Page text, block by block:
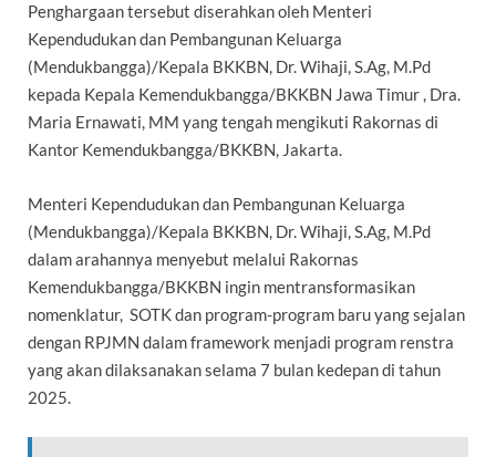
Penghargaan tersebut diserahkan oleh Menteri
Kependudukan dan Pembangunan Keluarga
(Mendukbangga)/Kepala BKKBN, Dr. Wihaji, S.Ag, M.Pd
kepada Kepala Kemendukbangga/BKKBN Jawa Timur , Dra.
Maria Ernawati, MM yang tengah mengikuti Rakornas di
Kantor Kemendukbangga/BKKBN, Jakarta.
Menteri Kependudukan dan Pembangunan Keluarga
(Mendukbangga)/Kepala BKKBN, Dr. Wihaji, S.Ag, M.Pd
dalam arahannya menyebut melalui Rakornas
Kemendukbangga/BKKBN ingin mentransformasikan
nomenklatur, SOTK dan program-program baru yang sejalan
dengan RPJMN dalam framework menjadi program renstra
yang akan dilaksanakan selama 7 bulan kedepan di tahun
2025.